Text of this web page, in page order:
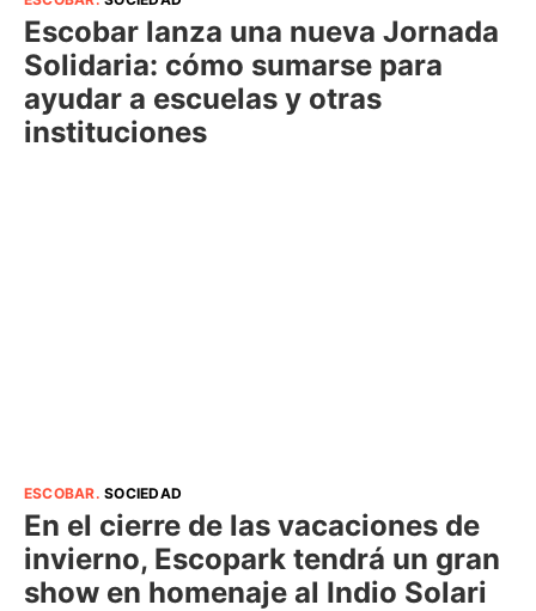
Escobar lanza una nueva Jornada
Solidaria: cómo sumarse para
ayudar a escuelas y otras
instituciones
ESCOBAR.SOCIEDAD
En el cierre de las vacaciones de
invierno, Escopark tendrá un gran
show en homenaje al Indio Solari